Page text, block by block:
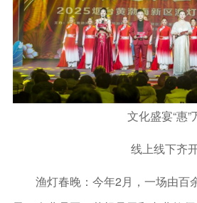
文化盛宴“惠”
线上线下齐
渔灯春晚：今年2月，一场由百